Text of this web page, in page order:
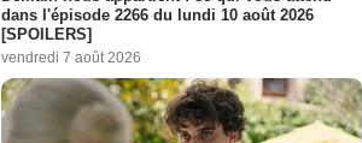
dans l'épisode 2266 du lundi 10 août 2026
[SPOILERS]
vendredi 7 août 2026